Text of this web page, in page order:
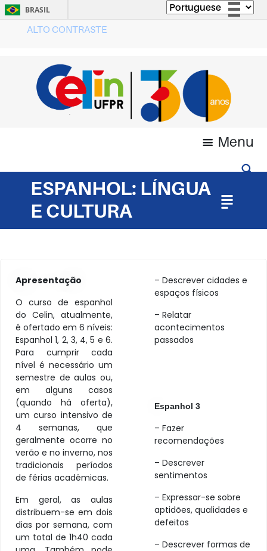
BRASIL
Acesso à informação
Legislação
Canais
ALTO CONTRASTE
Menu
ESPANHOL: LÍNGUA
E CULTURA
Apresentação
O curso de espanhol
do Celin, atualmente,
é ofertado em 6 níveis:
Espanhol 1, 2, 3, 4, 5 e 6.
Para cumprir cada
nível é necessário um
semestre de aulas ou,
em alguns casos
(quando há oferta),
um curso intensivo de
4 semanas, que
geralmente ocorre no
verão e no inverno, nos
tradicionais períodos
de férias acadêmicas.
Em geral, as aulas
distribuem-se em dois
dias por semana, com
um total de 1h40 cada
– Descrever cidades e
espaços físicos
– Relatar
acontecimentos
passados
Espanhol 3
– Fazer
recomendações
– Descrever
sentimentos
– Expressar-se sobre
aptidões, qualidades e
defeitos
– Descrever formas de